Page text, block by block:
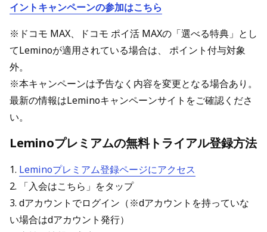
イントキャンペーンの参加はこちら
※ドコモ MAX、ドコモ ポイ活 MAXの「選べる特典」とし
てLeminoが適用されている場合は、 ポイント付与対象
外。
※本キャンペーンは予告なく内容を変更となる場合あり。
最新の情報はLeminoキャンペーンサイトをご確認くださ
い。
Leminoプレミアムの無料トライアル登録方法
1. Leminoプレミアム登録ページにアクセス
2. 「入会はこちら」をタップ
3. dアカウントでログイン（※dアカウントを持っていな
い場合はdアカウント発行）